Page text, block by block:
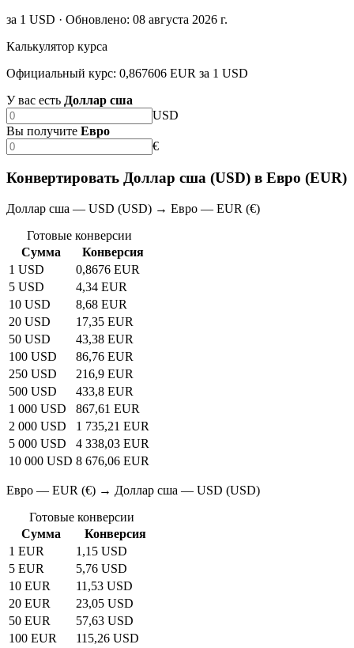
за 1 USD · Обновлено: 08 августа 2026 г.
Калькулятор курса
Официальный курс: 0,867606 EUR за 1 USD
У вас есть Доллар сша
USD
Вы получите Евро
€
Конвертировать Доллар сша (USD) в Евро (EUR)
Доллар сша — USD (USD) → Евро — EUR (€)
Готовые конверсии
Сумма
Конверсия
1 USD
0,8676 EUR
5 USD
4,34 EUR
10 USD
8,68 EUR
20 USD
17,35 EUR
50 USD
43,38 EUR
100 USD
86,76 EUR
250 USD
216,9 EUR
500 USD
433,8 EUR
1 000 USD
867,61 EUR
2 000 USD
1 735,21 EUR
5 000 USD
4 338,03 EUR
10 000 USD 8 676,06 EUR
Евро — EUR (€) → Доллар сша — USD (USD)
Готовые конверсии
Сумма
Конверсия
1 EUR
1,15 USD
5 EUR
5,76 USD
10 EUR
11,53 USD
20 EUR
23,05 USD
50 EUR
57,63 USD
100 EUR
115,26 USD